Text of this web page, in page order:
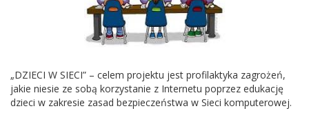
„DZIECI W SIECI” – celem projektu jest profilaktyka zagrożeń,
jakie niesie ze sobą korzystanie z Internetu poprzez edukację
dzieci w zakresie zasad bezpieczeństwa w Sieci komputerowej.